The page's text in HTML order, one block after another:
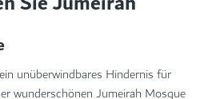
unüberwindbares Hindernis für
wunderschönen Jumeirah Mosque